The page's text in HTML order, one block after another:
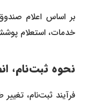
بر اساس اعلام
خدمات، استعلام
نحوه ثبت‌نام،
فرآیند ثبت‌نام،